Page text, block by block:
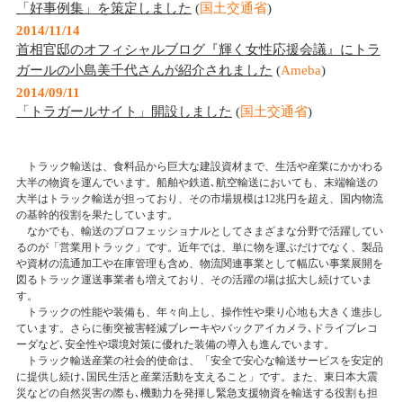
「好事例集」を策定しました (国土交通省)
2014/11/14
首相官邸のオフィシャルブログ『輝く女性応援会議』にトラ
ガールの小島美千代さんが紹介されました (Ameba)
2014/09/11
「トラガールサイト」開設しました (国土交通省)
トラック輸送は、食料品から巨大な建設資材まで、生活や産業にかかわる
大半の物資を運んでいます。船舶や鉄道､航空輸送においても、末端輸送の
大半はトラック輸送が担っており、その市場規模は12兆円を超え、国内物流
の基幹的役割を果たしています。
なかでも、輸送のプロフェッショナルとしてさまざまな分野で活躍してい
るのが「営業用トラック」です。近年では、単に物を運ぶだけでなく、製品
や資材の流通加工や在庫管理も含め、物流関連事業として幅広い事業展開を
図るトラック運送事業者も増えており、その活躍の場は拡大し続けていま
す。
トラックの性能や装備も、年々向上し、操作性や乗り心地も大きく進歩し
ています。さらに衝突被害軽減ブレーキやバックアイカメラ､ドライブレコ
ーダなど､安全性や環境対策に優れた装備の導入も進んでいます。
トラック輸送産業の社会的使命は、「安全で安心な輸送サービスを安定的
に提供し続け､国民生活と産業活動を支えること」です。また、東日本大震
災などの自然災害の際も､機動力を発揮し緊急支援物資を輸送する役割も担